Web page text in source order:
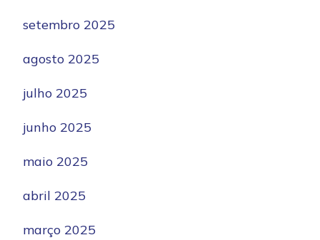
setembro 2025
agosto 2025
julho 2025
junho 2025
maio 2025
abril 2025
março 2025